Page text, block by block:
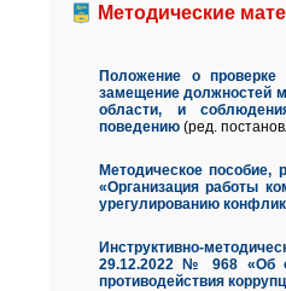
Методические
Положение о
замещение должностей
области, и
поведению (ред.
Методическое пособие,
«Организация работы
урегулированию
Инструктивно-
29.12.2022 № 968 «Об
противодействия